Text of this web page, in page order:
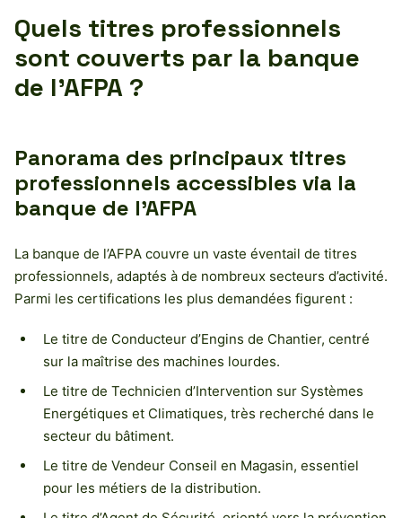
Quels titres professionnels
sont couverts par la banque
de l’AFPA ?
Panorama des principaux titres
professionnels accessibles via la
banque de l’AFPA
La banque de l’AFPA couvre un vaste éventail de titres
professionnels, adaptés à de nombreux secteurs d’activité.
Parmi les certifications les plus demandées figurent :
Le titre de Conducteur d’Engins de Chantier, centré
sur la maîtrise des machines lourdes.
Le titre de Technicien d’Intervention sur Systèmes
Energétiques et Climatiques, très recherché dans le
secteur du bâtiment.
Le titre de Vendeur Conseil en Magasin, essentiel
pour les métiers de la distribution.